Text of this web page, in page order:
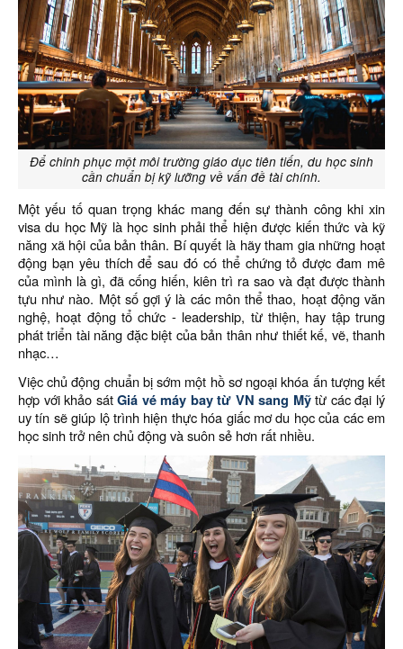
Để chinh phục một môi trường giáo dục tiên tiến, du học sinh
cần chuẩn bị kỹ lưỡng về vấn đề tài chính.
Một yếu tố quan trọng khác mang đến sự thành công khi xin
visa du học Mỹ là học sinh phải thể hiện được kiến thức và kỹ
năng xã hội của bản thân. Bí quyết là hãy tham gia những hoạt
động bạn yêu thích để sau đó có thể chứng tỏ được đam mê
của mình là gì, đã cống hiến, kiên trì ra sao và đạt được thành
tựu như nào. Một số gợi ý là các môn thể thao, hoạt động văn
nghệ, hoạt động tổ chức - leadership, từ thiện, hay tập trung
phát triển tài năng đặc biệt của bản thân như thiết kế, vẽ, thanh
nhạc…
Việc chủ động chuẩn bị sớm một hồ sơ ngoại khóa ấn tượng kết
hợp với khảo sátGiá vé máy bay từ VN sang Mỹtừ các đại lý
uy tín sẽ giúp lộ trình hiện thực hóa giấc mơ du học của các em
học sinh trở nên chủ động và suôn sẻ hơn rất nhiều.